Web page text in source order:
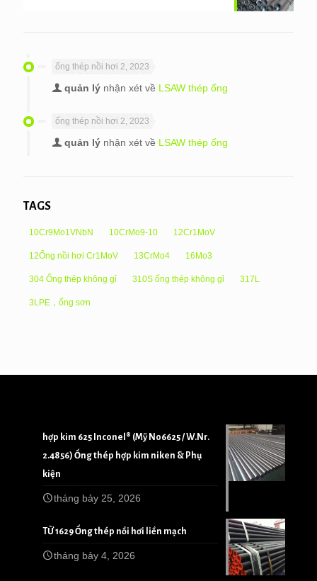
ống thép nồi hơi 2, 2023
quản lý nhận xét về LSAW thép ống
ống thép nồi hơi 2, 2023
quản lý nhận xét về LSAW thép ống
TAGS
10Cr9Mo1VNbN 10CrMo9-10 12Cr1MoV
12Ống nồi hơi Cr1MoV 13CrMo4 16Mo3
304 Ống thép không gỉ 310S ống thép không gỉ 317L
3LPE，ống sơn
hợp kim 625 Inconel® (Mỹ N06625 / W.Nr.
2.4856) Ống thép hợp kim niken & Phụ
kiện
tháng bảy 25, 2026
TỪ 1629 Ống thép nồi hơi liền mạch
tháng bảy 4, 2026